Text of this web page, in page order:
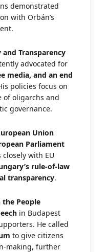
demonstrated
with Orbán’s
Transparency
advocated for
media, and an end
policies focus on
of oligarchs and
governance.
Union
Parliament
with EU
rule-of-law
transparency.
People
in Budapest
He called
to give citizens
making, further